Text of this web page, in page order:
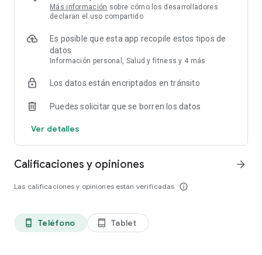
Seguridad y privacidad
protege en un entorno digital seguro, con acceso individual a
La app Rede D’Or está disponible para pacientes de las
Más información sobre cómo los desarrolladores
declaran el uso compartido
Es posible que esta app recopile estos tipos de
datos
Información personal, Salud y fitness y 4 más
Los datos están encriptados en tránsito
Puedes solicitar que se borren los datos
Ver detalles
Calificaciones y opiniones
Las calificaciones y opiniones están verificadas info_outline
arrow_forward
phone_android Teléfono tablet_android Tablet